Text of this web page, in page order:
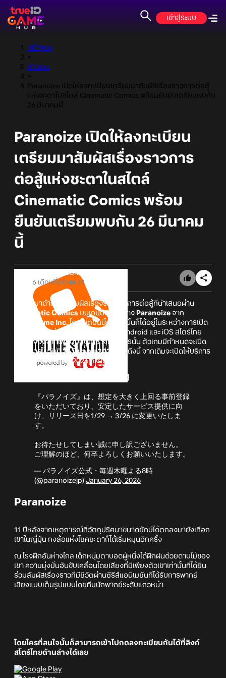
เข้าสู่ระบบ
หน้าแรก
>
ข่าวเกม
>
Paranoize เปิดให้ลงทะเบียนเตรียมมาสัมผัสเรื่องราวการต่อสู้
แห่งชะตาในสไตล์ Cinematic Comics พร้อมยืนยันเตรียมพบกัน
26 มีนาคมนี้
Paranoize เปิดให้ลงทะเบียน
เตรียมมาสัมผัสเรื่องราวการ
ต่อสู้แห่งชะตาในสไตล์
Cinematic Comics พร้อม
ยืนยันเตรียมพบกัน 26 มีนาคม
นี้
Online Station
6 เดือนที่แล้ว
24
เตรียมมาดำดิ่งและสัมผัสเรื่องราวแห่งการต่อสู้ที่นำเสนอผ่าน
Cinematic Comics บนเกมมือถืออย่าง Paranoize จาก
ZigZaGame Inc. โดยในตอนนี้ตัวเกมนั้นก็ได้อยู่ในระหว่างการเปิด
ให้ลงทะเบียนล่วงหน้าอยู่ในขณะนี้ทั้ง Android และ iOS สโตร์ไทย
และอ้างอิงจากโพสต์บนบัญชี X ทางการนั้น ตัวเกมมีกำหนดจะเปิด
ให้บริการในวันที่26 มีนาคม 2026
ที่จะถึงนี้ จากเดิมจะเปิดให้บริการ
ในวันที่ 29 มกราคม 2026 ที่ผ่านมา
【リリース日変更のお知らせ】
『パラノイズ』は、想定を大きく上回る事前登録
をいただいており、安定したサービス提供に向
け、リリース日を1/29 → 3/26 に変更いたしま
す。
お待たせしてしまい誠に申し訳ございません。
ご理解のほど、何卒よろしくお願いいたします。
— パラノイズ公式・毎週木曜よる8時
(@paranoizejp) January 26, 2026
Paranoize
11 ปีหลังจากเหตุการณ์ที่วัตถุปริศนาขนาดยักษ์ได้ตกลงมายังเทือก
เขาในญี่ปุ่น กงล้อแห่งโชคชะตาก็ได้เริ่มหมุนอีกครั้ง
ณ โรงฝึกอันห่างไกล เด็กหนุ่มตาบอดผู้หนึ่งได้ฝึกฝนด้วยดาบไม้ของ
เขา ความมุ่งมั่นอันขับเคลื่อนโดยเสียงที่มีเพียงตัวเขาเท่านั้นที่ได้ยิน
ร่วมสัมผัสเรื่องราวที่มีชีวิตผ่านซีรีส์แอนิเมชันที่ได้รับการพากย์
เสียงแบบเต็มรูปแบบโดยทีมนักพากย์ระดับแถวหน้า
โดยใครที่สนใจนั้นก็สามารถเข้าไปกดลงทะเบียนกันได้ที่ลิงก์
สโตร์ไทยด้านล่างได้เลย